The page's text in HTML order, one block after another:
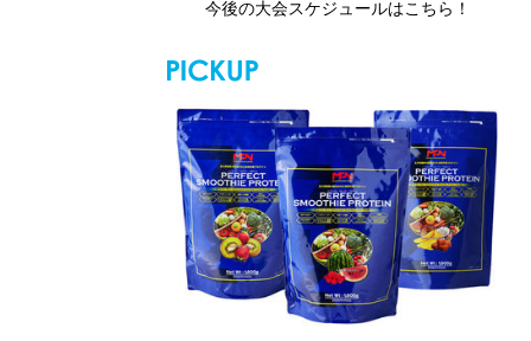
今後の大会スケジュールはこちら！